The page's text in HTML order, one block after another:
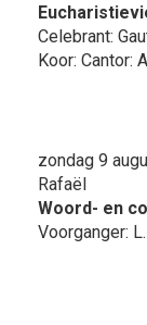
Celebrant:
Koor: Cantor:
zondag 9
Rafaël
Woord- en
Voorganger: